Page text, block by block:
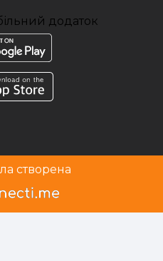
додаток
створена